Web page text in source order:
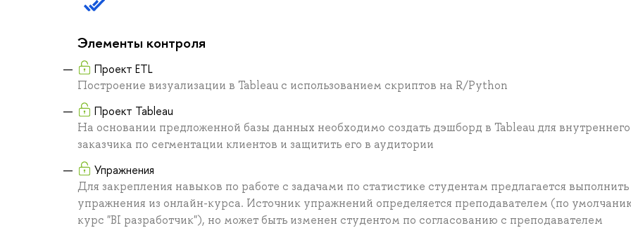
Элементы контроля
Проект ETL
Построение визуализации в Tableau с использованием скриптов на R/Python
Проект Tableau
На основании предложенной базы данных необходимо создать дэшборд в Tableau для внутреннего
заказчика по сегментации клиентов и защитить его в аудитории
Упражнения
Для закрепления навыков по работе с задачами по статистике студентам предлагается выполнить
упражнения из онлайн-курса. Источник упражнений определяется преподавателем (по
курс "BI разработчик"), но может быть изменен студентом по согласованию с преподавателем